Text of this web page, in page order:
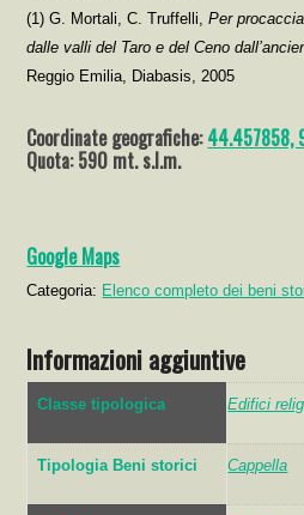
(1) G. Mortali, C. Truffelli,Per
dalle valli del Taro e del Ceno
Reggio Emilia, Diabasis, 2005
Coordinate geografiche:44.457858,
Quota: 590 mt. s.l.m.
Google Maps
Categoria: Elenco completo dei beni
Informazioni aggiuntive
Classe tipologica Edifici
Tipologia Beni storici Cappella